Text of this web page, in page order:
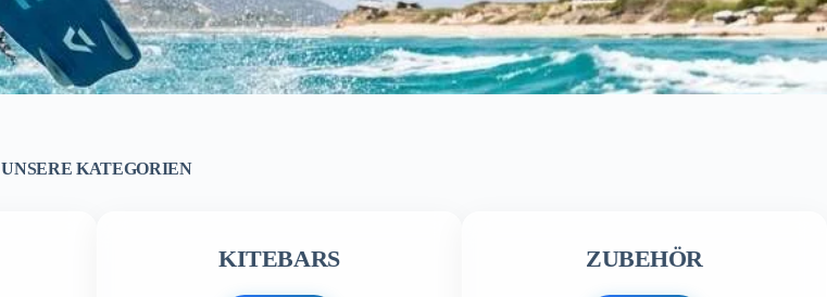
UNSERE KATEGORIEN
KITEBARS ZUBEHÖR